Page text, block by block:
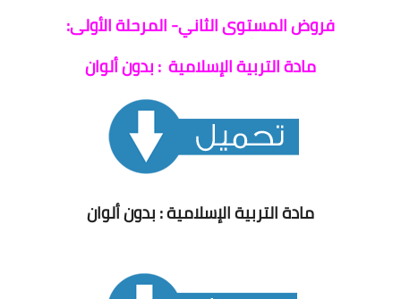
فروض المستوى الثاني- المرحلة الأولى:
مادة التربية الإسلامية : بدون ألوان
مادة التربية الإسلامية : بدون ألوان